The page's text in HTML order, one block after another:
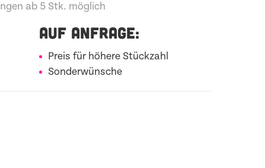
ab 5 Stk. möglich
AUF ANFRAGE:
Preis für höhere Stückzahl
Sonderwünsche